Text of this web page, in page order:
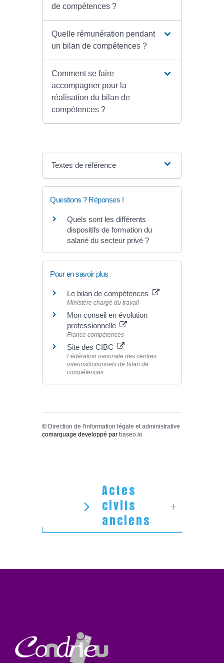
de compétences ?
Quelle rémunération pendant
un bilan de compétences ?
Comment se faire
accompagner pour la
réalisation du bilan de
compétences ?
Textes de référence
Questions ? Réponses !
Quels sont les différents
dispositifs de formation du
salarié du secteur privé ?
Pour en savoir plus
Le bilan de compétences
Ministère chargé du travail
Mon conseil en évolution
professionnelle
France compétences
Site des CIBC
Fédération nationale des centres
interinstitutionnels de bilan de
compétences
© Direction de l'information légale et administrative
comarquage developpé par baseo.io
Actes
civils
anciens